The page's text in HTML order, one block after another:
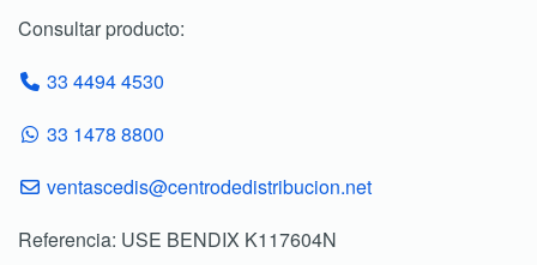
Consultar producto:
33 4494 4530
33 1478 8800
ventascedis@centrodedistribucion.net
Referencia: USE BENDIX K117604N